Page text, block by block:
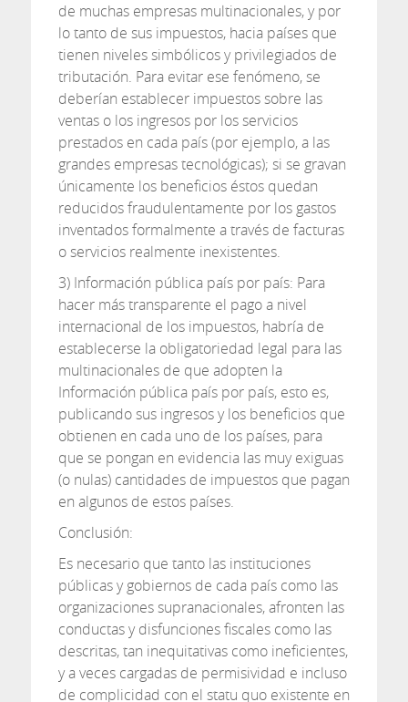
de muchas empresas multinacionales, y por
lo tanto de sus impuestos, hacia países que
tienen niveles simbólicos y privilegiados de
tributación. Para evitar ese fenómeno, se
deberían establecer impuestos sobre las
ventas o los ingresos por los servicios
prestados en cada país (por ejemplo, a las
grandes empresas tecnológicas); si se gravan
únicamente los beneficios éstos quedan
reducidos fraudulentamente por los gastos
inventados formalmente a través de facturas
o servicios realmente inexistentes.
3) Información pública país por país: Para
hacer más transparente el pago a nivel
internacional de los impuestos, habría de
establecerse la obligatoriedad legal para las
multinacionales de que adopten la
Información pública país por país, esto es,
publicando sus ingresos y los beneficios que
obtienen en cada uno de los países, para
que se pongan en evidencia las muy exiguas
(o nulas) cantidades de impuestos que pagan
en algunos de estos países.
Conclusión:
Es necesario que tanto las instituciones
públicas y gobiernos de cada país como las
organizaciones supranacionales, afronten las
conductas y disfunciones fiscales como las
descritas, tan inequitativas como ineficientes,
y a veces cargadas de permisividad e incluso
de complicidad con el statu quo existente en